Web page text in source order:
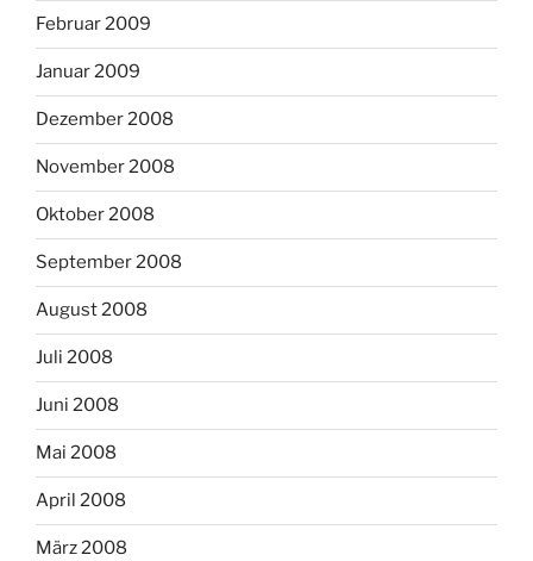
Februar 2009
Januar 2009
Dezember 2008
November 2008
Oktober 2008
September 2008
August 2008
Juli 2008
Juni 2008
Mai 2008
April 2008
März 2008